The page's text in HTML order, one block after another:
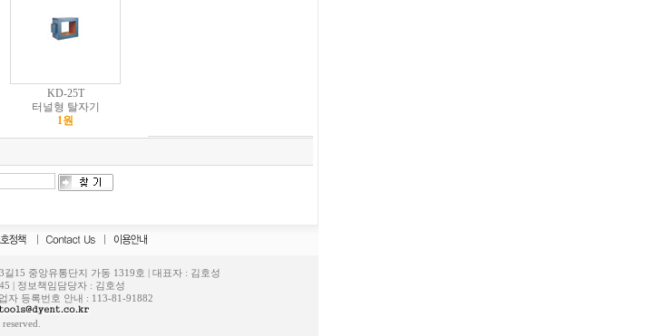
KD-25T
터널형 탈자기
1원
15 중앙유통단지 가동 1319호 | 대표자 : 김호성
| 정보책임담당자 : 김호성
자 등록번호 안내 : 113-81-91882